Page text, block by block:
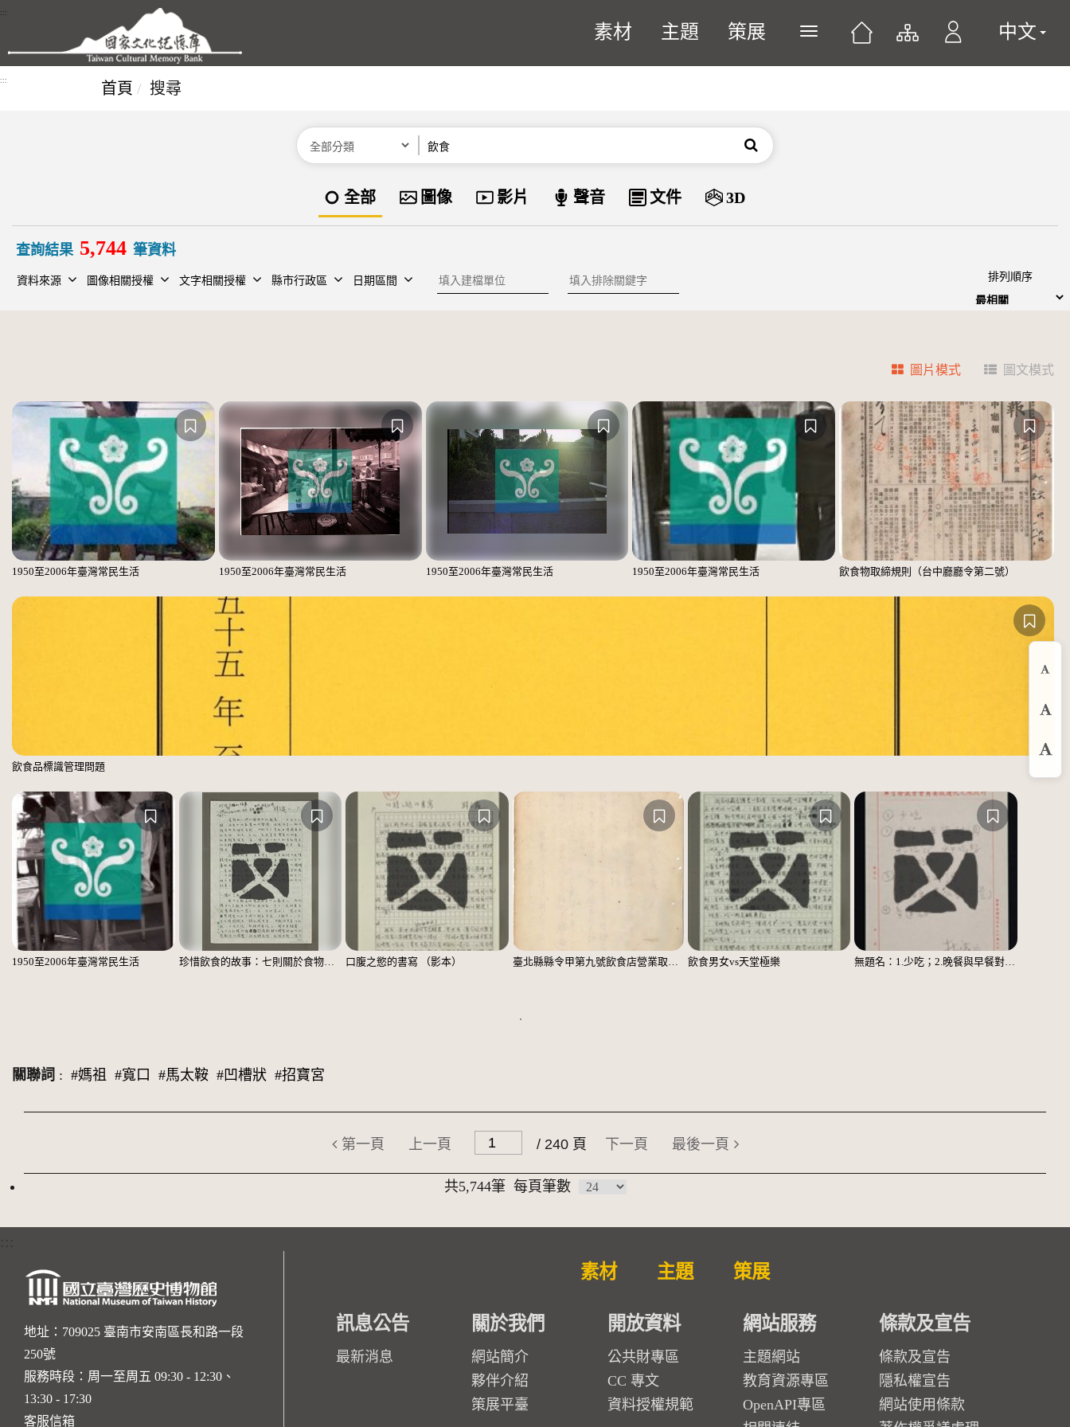
跳到主要內容區塊
:::
素材 主題 策展 展開或關閉主選單 中文
::: 首頁 搜尋
分類 搜尋
資料類型
全部 圖像 影片 聲音 文件 3D
查詢結果 5,744 筆資料
資料來源 圖像相關授權 文字相關授權 縣市行政區 日期區間 建檔單位 排除關鍵字 排列順序
圖片模式 圖文模式
1950至2006年臺灣常民生活 1950至2006年臺灣常民生活 1950至2006年臺灣常民生活 1950至2006年臺灣常民生活 飲食物取締規則（台中廳廳令第二號）
飲食品標識管理問題
1950至2006年臺灣常民生活 珍惜飲食的故事：七則關於食物的個人、家庭、家族、社會、國族記憶 口腹之慾的書寫 （影本） 臺北縣縣令甲第九號飲食店營業取締規則 飲食男女vs天堂極樂 無題名：1.少吃；2.晚餐與早餐對調……；3.主副食對調……；4.多運動
關聯詞 : #媽祖 #寬口 #馬太鞍 #凹槽狀 #招寶宮
第一頁 上一頁 / 240 頁 下一頁 最後一頁
共5,744筆 每頁筆數
放
:::
地址：709025 臺南市安南區長和路一段
250號
服務時段：周一至周五 09:30 - 12:30、
13:30 - 17:30
客服信箱
素材 主題 策展
訊息公告
最新消息
關於我們
網站簡介
夥伴介紹
策展平臺
開放資料
公共財專區
CC 專文
資料授權規範
網站服務
主題網站
教育資源專區
OpenAPI專區
條款及宣告
條款及宣告
隱私權宣告
網站使用條款